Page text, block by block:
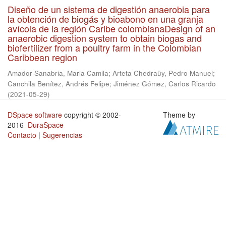
Diseño de un sistema de digestión anaerobia para
la obtención de biogás y bioabono en una granja
avícola de la región Caribe colombianaDesign of an
anaerobic digestion system to obtain biogas and
biofertilizer from a poultry farm in the Colombian
Caribbean region
Amador Sanabria, Maria Camila; Arteta Chedraüy, Pedro Manuel;
Canchila Benítez, Andrés Felipe; Jiménez Gómez, Carlos Ricardo
(2021-05-29)
DSpace software copyright © 2002-
2016 DuraSpace
Contacto | Sugerencias
Theme by